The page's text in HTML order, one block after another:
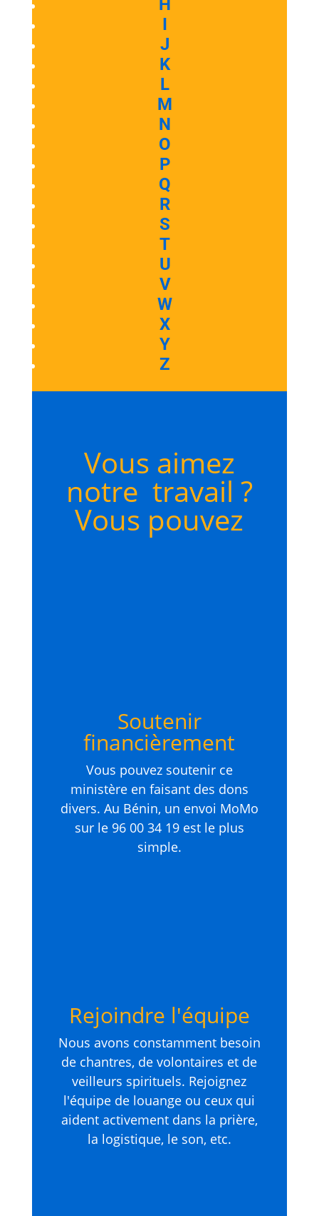
H
I
J
K
L
M
N
O
P
Q
R
S
T
U
V
W
X
Y
Z
Vous aimez
notre travail ?
Vous pouvez
Soutenir
financièrement
Vous pouvez soutenir ce
ministère en faisant des dons
divers. Au Bénin, un envoi MoMo
sur le 96 00 34 19 est le plus
simple.
Rejoindre l'équipe
Nous avons constamment besoin
de chantres, de volontaires et de
veilleurs spirituels. Rejoignez
l'équipe de louange ou ceux qui
aident activement dans la prière,
la logistique, le son, etc.